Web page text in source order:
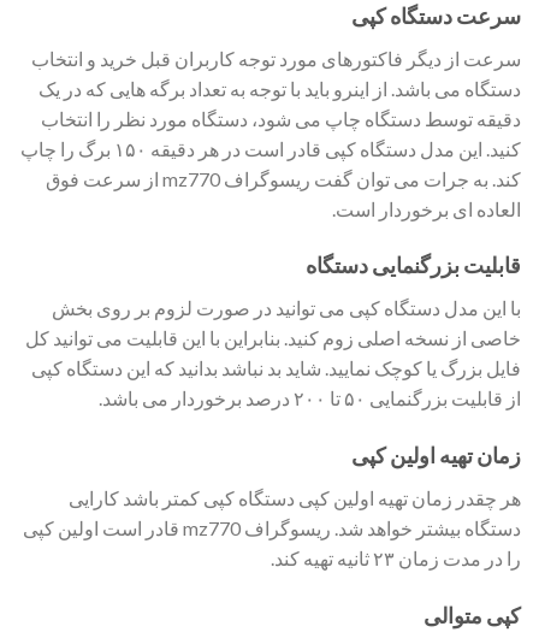
سرعت دستگاه کپی
سرعت از دیگر فاکتورهای مورد توجه کاربران قبل خرید و انتخاب
دستگاه می باشد. از اینرو باید با توجه به تعداد برگه هایی که در یک
دقیقه توسط دستگاه چاپ می شود، دستگاه مورد نظر را انتخاب
کنید. این مدل دستگاه کپی قادر است در هر دقیقه ۱۵۰ برگ را چاپ
کند. به جرات می توان گفت ریسوگراف mz770 از سرعت فوق
العاده ای برخوردار است.
قابلیت بزرگنمایی دستگاه
با این مدل دستگاه کپی می توانید در صورت لزوم بر روی بخش
خاصی از نسخه اصلی زوم کنید. بنابراین با این قابلیت می توانید کل
فایل بزرگ یا کوچک نمایید. شاید بد نباشد بدانید که این دستگاه کپی
از قابلیت بزرگنمایی ۵۰ تا ۲۰۰ درصد برخوردار می باشد.
زمان تهیه اولین کپی
هر چقدر زمان تهیه اولین کپی دستگاه کپی کمتر باشد کارایی
دستگاه بیشتر خواهد شد. ریسوگراف mz770 قادر است اولین کپی
را در مدت زمان ۲۳ ثانیه تهیه کند.
کپی متوالی